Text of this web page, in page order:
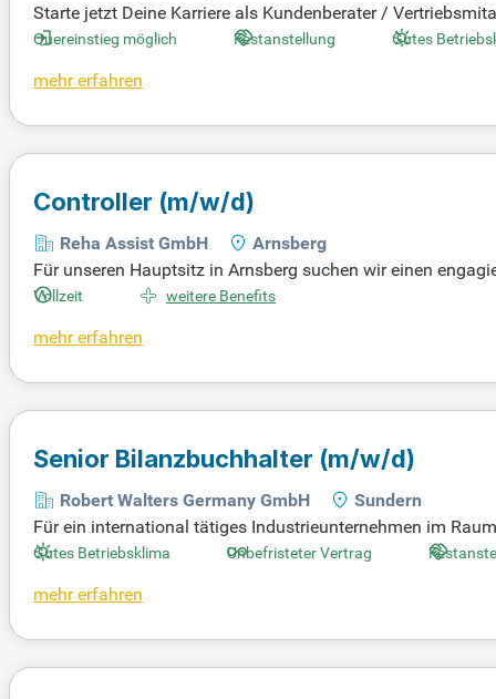
Starte jetzt Deine Karriere als Kundenberater /
Dich exklusive Produkte aus den Bereichen
bist und gerne neue Kontakte knüpfst, bist Du bei uns
Quereinstieg möglich Festanstellung Gutes
mehr erfahren
Controller (m/w/d)
Reha Assist GmbH
Arnsberg
Für unseren Hauptsitz in Arnsberg suchen wir einen
nd entsprechend unserem Leitsatz: „Der Mensch steht im
ken und Kennzahlen. Sie führen Soll-/Ist-
Vollzeit weitere Benefits
mehr erfahren
Senior Bilanzbuchhalter (m/w/d)
Robert Walters Germany GmbH
Sundern
Für ein international tätiges Industrieunternehmen im
se Schlüsselposition umfasst die Abschlusserstellung
enverantwortliche Erstellung von Monats-, Quartals- und
Gutes Betriebsklima Unbefristeter Vertrag
mehr erfahren